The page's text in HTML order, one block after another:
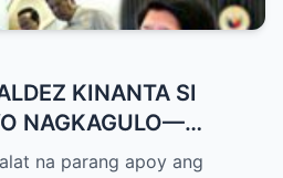
KINANTA SI
NAGKAGULO—
na parang apoy ang